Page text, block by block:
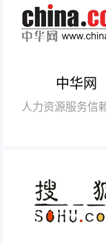
中华网
人力资源服务信